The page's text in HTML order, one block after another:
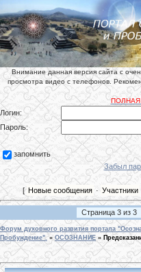
Внимание данная версия сайта с
просмотра видео с телефонов.
ПОЛНАЯ
Логин:
Пароль:
запомнить
Забыл
[ Новые сообщения · Участники
Страница 3 из 3
Форум духовного развития портала
Пробуждение". » ОСОЗНАНИЕ »